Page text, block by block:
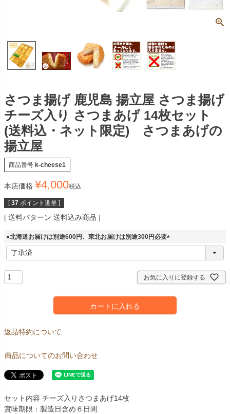
さつま揚げ 鹿児島 揚立屋 さつま揚げ
チーズ入り さつまあげ 14枚セット
(送料込・ネット限定) さつまあげの
揚立屋
商品番号 k-cheese1
本店価格 ¥4,000税込
[ 37 ポイント進呈 ]
送料パターン 送料込み商品
●北海道お届けは別途600円、東北お届けは別途300円必要
(
お気に入りに登録する
カートに入れる
返品特約について
商品についてのお問い合わせ
セット内容 チーズ入りさつまあげ14枚
賞味期限：製造日含め６日間